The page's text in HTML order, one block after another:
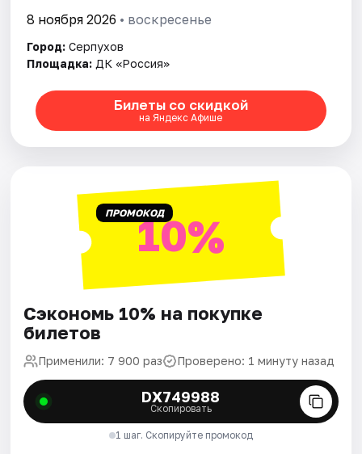
8 ноября 2026 • воскресенье
Город: Серпухов
Площадка: ДК «Россия»
Билеты со скидкой
на Яндекс Афише
ПРОМОКОД10%
Сэкономь 10% на покупке
билетов
Применили: 7 900 раз Проверено: 1 минуту назад
DX749988
Скопировать
1 шаг. Скопируйте промокод